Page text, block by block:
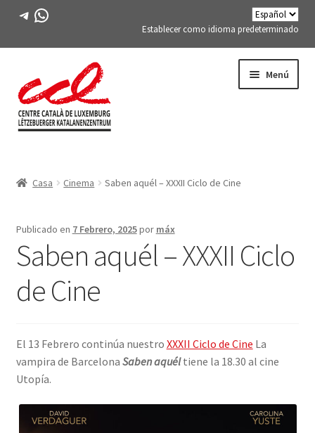
Telegrama
WhatsApp
Establecer como idioma predeterminado
la
navegación
al
contenido
Menú
ACTIVIDADES
CURSOS
MIEMBROS DE FES-TE
LIBRO
INICIAR SESIÓN
Casa Cinema Saben aquél – XXXII Ciclo de Cine
Publicado en 7 Febrero, 2025por máx
Saben aquél – XXXII Ciclo
de Cine
El 13 Febrero continúa nuestro XXXII Ciclo de Cine La
vampira de Barcelona Saben aquéltiene la 18.30 al cine
Utopía.